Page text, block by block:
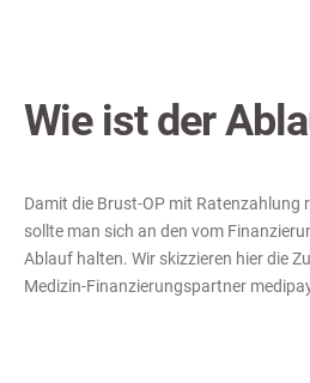
Wie ist der
Damit die Brust-OP mit
sollte man sich an den vom
Ablauf halten. Wir skizzieren hier die
Medizin-Finanzierungspartner